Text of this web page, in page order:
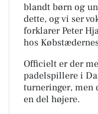
blandt børn og
dette, og vi ser
forklarer Peter
hos
Officielt er der
padelspillere i
turneringer, men
en del højere.